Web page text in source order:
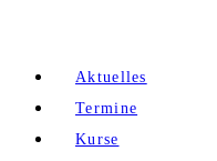
Aktuelles
Termine
Kurse